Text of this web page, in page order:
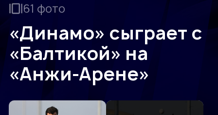
61 фото
«Динамо» сыграет с
«Балтикой» на
«Анжи-Арене»